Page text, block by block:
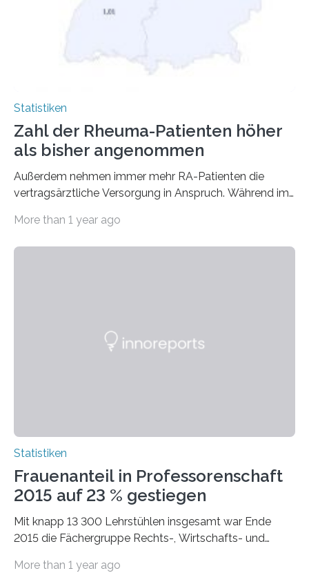
Statistiken
Zahl der Rheuma-Patienten höher
als bisher angenommen
Außerdem nehmen immer mehr RA-Patienten die
vertragsärztliche Versorgung in Anspruch. Während im
More than 1 year ago
Statistiken
Frauenanteil in Professorenschaft
2015 auf 23 % gestiegen
Mit knapp 13 300 Lehrstühlen insgesamt war Ende
2015 die Fächergruppe Rechts-, Wirtschafts- und
bei…
More than 1 year ago